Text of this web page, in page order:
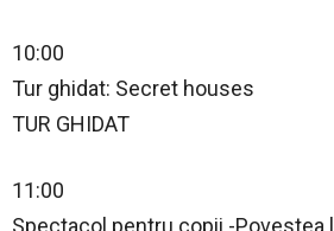
10:00
Tur ghidat: Secret houses
TUR GHIDAT
11:00
Spectacol pentru copii -Povestea